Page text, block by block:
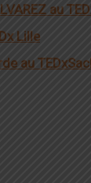
au
Lille
au